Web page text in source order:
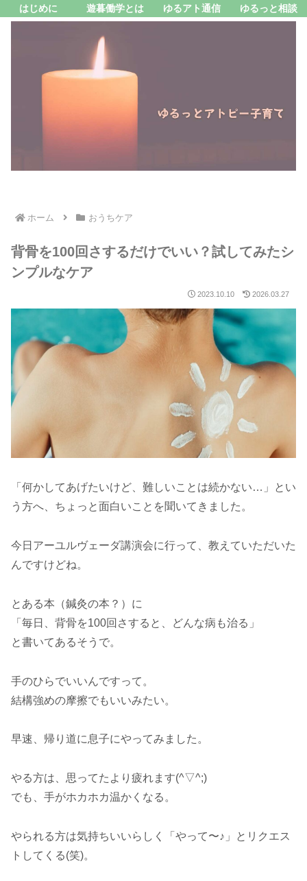
はじめに 遊暮働学とは ゆるアト通信 ゆるっと相談
ホーム おうちケア
背骨を100回さするだけでいい？試してみたシ
ンプルなケア
2023.10.10 2026.03.27
「何かしてあげたいけど、難しいことは続かない…」とい
う方へ、ちょっと面白いことを聞いてきました。
今日アーユルヴェーダ講演会に行って、教えていただいた
んですけどね。
とある本（鍼灸の本？）に
「毎日、背骨を100回さすると、どんな病も治る」
と書いてあるそうで。
手のひらでいいんですって。
結構強めの摩擦でもいいみたい。
早速、帰り道に息子にやってみました。
やる方は、思ってたより疲れます(^▽^;)
でも、手がホカホカ温かくなる。
やられる方は気持ちいいらしく「やって〜♪」とリクエス
トしてくる(笑)。